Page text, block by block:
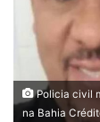
Policia civil
na Bahia